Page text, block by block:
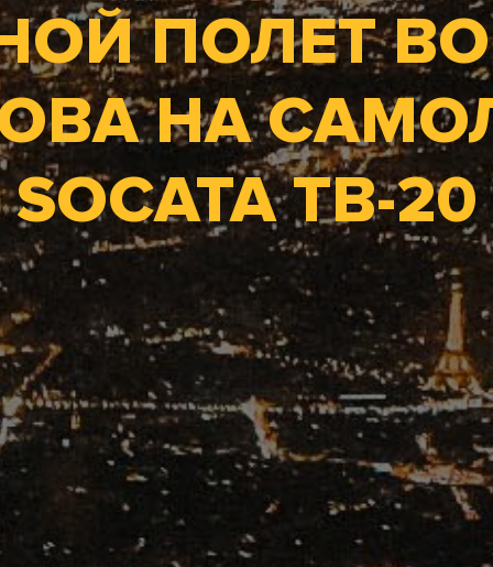
ПОЛЕТ
НА
SOCATA ТВ-20